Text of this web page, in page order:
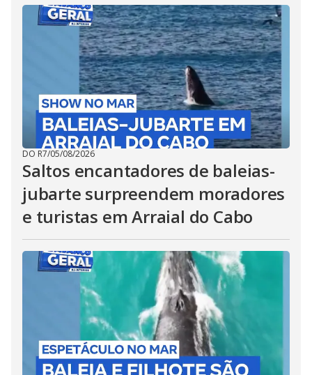
DO R7/05/08/2026
Saltos encantadores de baleias-
jubarte surpreendem moradores
e turistas em Arraial do Cabo